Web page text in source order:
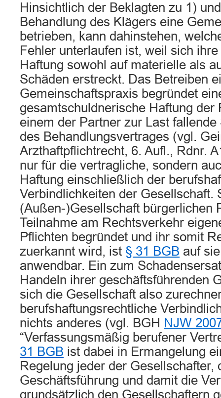
Hinsichtlich der Beklagten zu 1)
Behandlung des Klägers eine
betrieben, kann dahinstehen,
Fehler unterlaufen ist, weil sich
Haftung sowohl auf materielle als
Schäden erstreckt. Das Betreiben
Gemeinschaftspraxis begründet
gesamtschuldnerische Haftung der
einem der Partner zur Last
des Behandlungsvertrages (vgl.
Arzthaftpflichtrecht, 6. Aufl., Rdnr.
nur für die vertragliche, sondern
Haftung einschließlich der
Verbindlichkeiten der Gesellschaft.
(Außen-)Gesellschaft bürgerlichen
Teilnahme am Rechtsverkehr
Pflichten begründet und ihr somit
zuerkannt wird, ist § 31 BGB auf
anwendbar. Ein zum
Handeln ihrer geschäftsführenden
sich die Gesellschaft also
berufshaftungsrechtliche
nichts anderes (vgl. BGH NJW
“Verfassungsmäßig berufener
31 BGB ist dabei in Ermangelung
Regelung jeder der Gesellschafter,
Geschäftsführung und damit die
grundsätzlich den Gesellschaftern